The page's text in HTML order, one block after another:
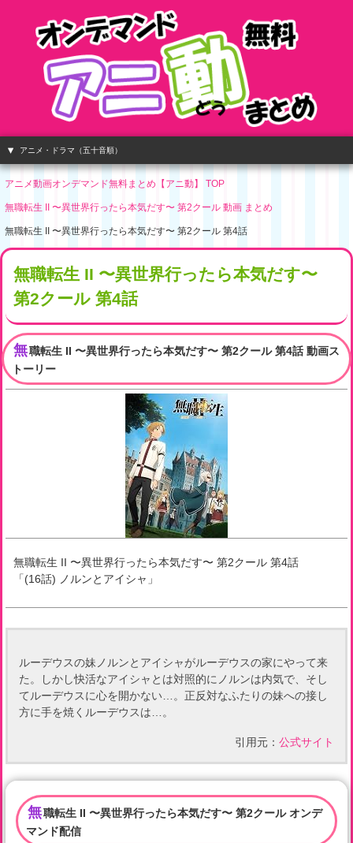
アニメ・ドラマ（五十音順）
アニメ動画オンデマンド無料まとめ【アニ動】 TOP
無職転生 II 〜異世界行ったら本気だす〜 第2クール 動画 まとめ
無職転生 II 〜異世界行ったら本気だす〜 第2クール 第4話
無職転生 II 〜異世界行ったら本気だす〜
第2クール 第4話
無職転生 II 〜異世界行ったら本気だす〜 第2クール 第4話 動画ス
トーリー
無職転生 II 〜異世界行ったら本気だす〜 第2クール 第4話
「(16話) ノルンとアイシャ 」
ルーデウスの妹ノルンとアイシャがルーデウスの家にやって来
た。しかし快活なアイシャとは対照的にノルンは内気で、そし
てルーデウスに心を開かない…。正反対なふたりの妹への接し
方に手を焼くルーデウスは…。
引用元： 公式サイト
無職転生 II 〜異世界行ったら本気だす〜 第2クール オンデ
マンド配信